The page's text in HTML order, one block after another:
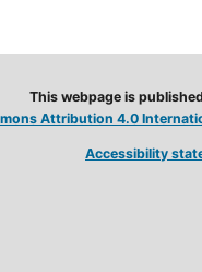
This webpage is
Attribution 4.0
Accessibility